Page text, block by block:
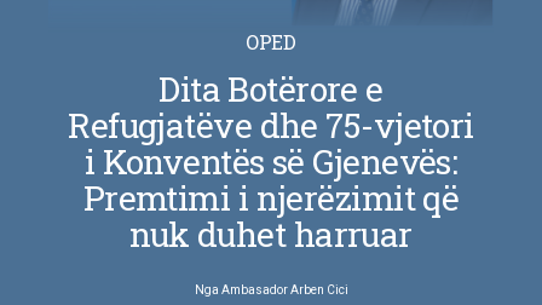
OPED
Dita Botërore e
Refugjatëve dhe 75-vjetori
i Konventës së Gjenevës:
Premtimi i njerëzimit që
nuk duhet harruar
Nga Ambasador Arben Cici